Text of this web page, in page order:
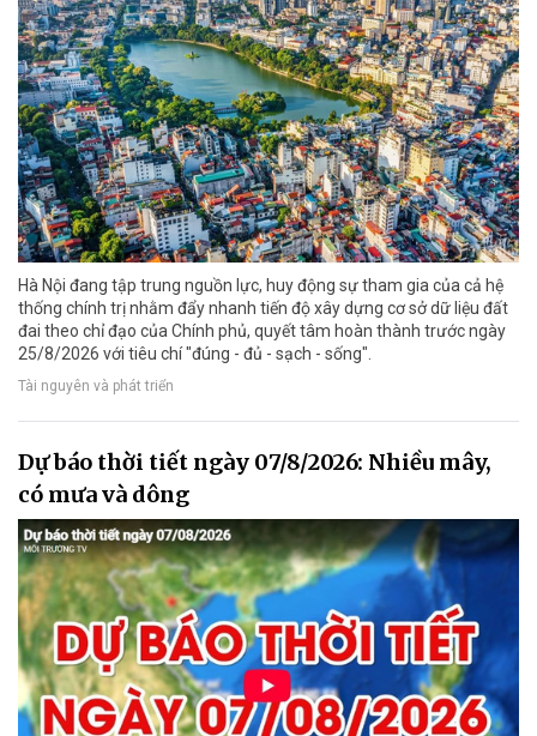
Hà Nội đang tập trung nguồn lực, huy động sự tham gia của cả hệ
thống chính trị nhằm đẩy nhanh tiến độ xây dựng cơ sở dữ liệu đất
đai theo chỉ đạo của Chính phủ, quyết tâm hoàn thành trước ngày
25/8/2026 với tiêu chí "đúng - đủ - sạch - sống".
Tài nguyên và phát triển
Dự báo thời tiết ngày 07/8/2026: Nhiều mây,
có mưa và dông